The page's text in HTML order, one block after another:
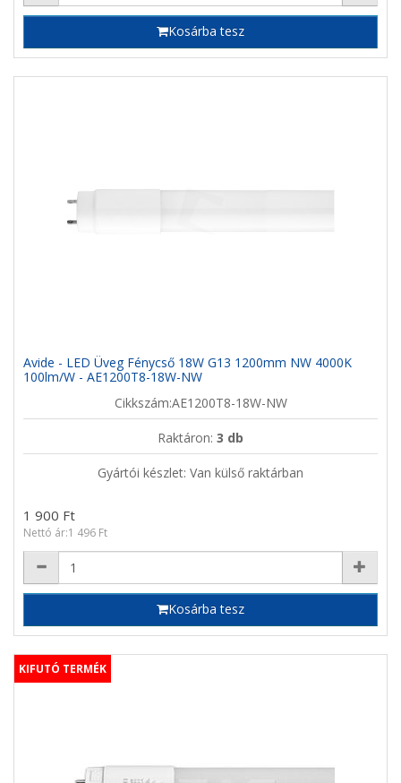
Kosárba tesz
Avide - LED Üveg Fénycső 18W G13 1200mm NW 4000K
100lm/W - AE1200T8-18W-NW
Cikkszám:AE1200T8-18W-NW
Raktáron: 3 db
Gyártói készlet: Van külső raktárban
1 900 Ft
Nettó ár:1 496 Ft
Kosárba tesz
KIFUTÓ TERMÉK